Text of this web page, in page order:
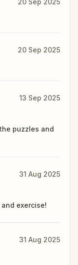
20 Sep 2025
13 Sep 2025
puzzles and
31 Aug 2025
exercise!
31 Aug 2025